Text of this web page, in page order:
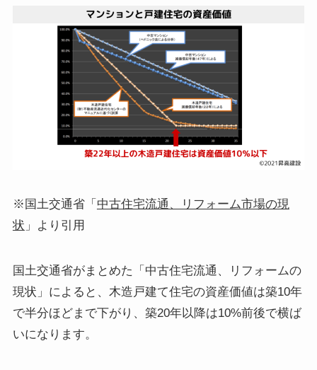
※国土交通省「 中古住宅流通、リフォーム市場の現
状 」より引用
国土交通省がまとめた「中古住宅流通、リフォームの
現状」によると、木造戸建て住宅の資産価値は築10年
で半分ほどまで下がり、築20年以降は10%前後で横ば
いになります。